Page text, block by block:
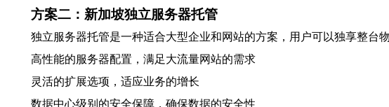
方案二：新加坡独立服务器托管
独立服务器托管是一种适合大型企业和网站的方案，用户可以独享整台
高性能的服务器配置，满足大流量网站的需求
灵活的扩展选项，适应业务的增长
数据中心级别的安全保障，确保数据的安全性